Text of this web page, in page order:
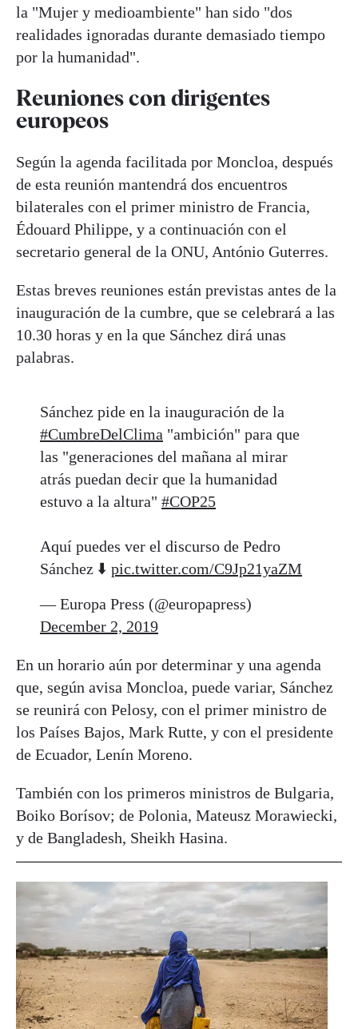
la "Mujer y medioambiente" han sido "dos
realidades ignoradas durante demasiado tiempo
por la humanidad".
Reuniones con dirigentes
europeos
Según la agenda facilitada por Moncloa, después
de esta reunión mantendrá dos encuentros
bilaterales con el primer ministro de Francia,
Édouard Philippe, y a continuación con el
secretario general de la ONU, António Guterres.
Estas breves reuniones están previstas antes de la
inauguración de la cumbre, que se celebrará a las
10.30 horas y en la que Sánchez dirá unas
palabras.
Sánchez pide en la inauguración de la
#CumbreDelClima "ambición" para que
las "generaciones del mañana al mirar
atrás puedan decir que la humanidad
estuvo a la altura" #COP25
Aquí puedes ver el discurso de Pedro
Sánchez ⬇️ pic.twitter.com/C9Jp21yaZM
— Europa Press (@europapress)
December 2, 2019
En un horario aún por determinar y una agenda
que, según avisa Moncloa, puede variar, Sánchez
se reunirá con Pelosy, con el primer ministro de
los Países Bajos, Mark Rutte, y con el presidente
de Ecuador, Lenín Moreno.
También con los primeros ministros de Bulgaria,
Boiko Borísov; de Polonia, Mateusz Morawiecki,
y de Bangladesh, Sheikh Hasina.